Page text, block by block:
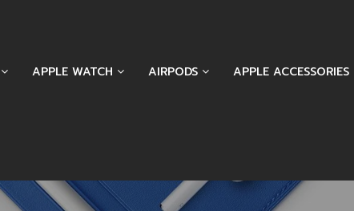
APPLE WATCH AIRPODS APPLE ACCESSORIES